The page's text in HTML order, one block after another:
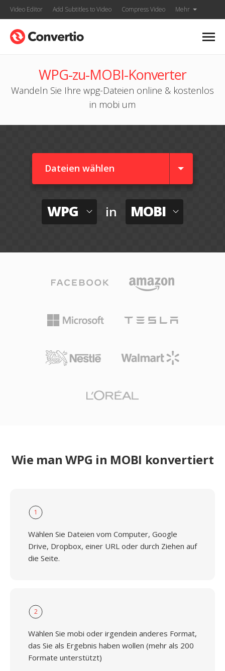
Video Editor Add Subtitles to Video Compress Video Mehr
WPG-zu-MOBI-Konverter
Wandeln Sie Ihre wpg-Dateien online & kostenlos
in mobi um
Dateien wählen
WPG in MOBI
Wie man WPG in MOBI konvertiert
1
Wählen Sie Dateien vom Computer, Google
Drive, Dropbox, einer URL oder durch Ziehen auf
die Seite.
2
Wählen Sie mobi oder irgendein anderes Format,
das Sie als Ergebnis haben wollen (mehr als 200
Formate unterstützt)